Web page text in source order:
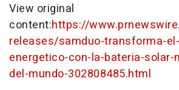
View original
content:https://
releases/samduo-transforma-
energetico-con-la-bateria-solar-
del-mundo-302808485.html